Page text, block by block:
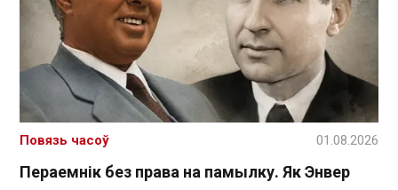
Пераемнік без права на памылку. Як Энвер
Повязь часоў 01.08.2026